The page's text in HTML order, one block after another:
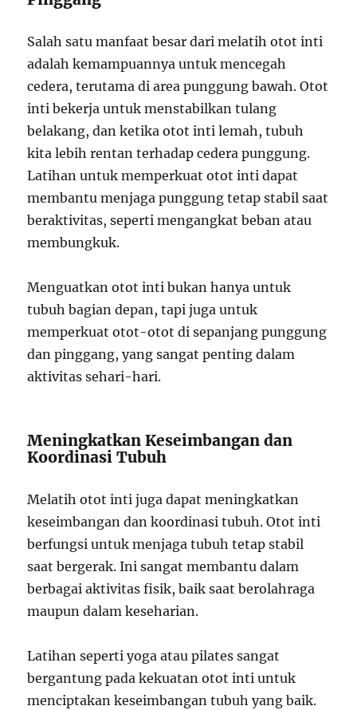
Salah satu manfaat besar dari melatih otot inti
adalah kemampuannya untuk mencegah
cedera, terutama di area punggung bawah. Otot
inti bekerja untuk menstabilkan tulang
belakang, dan ketika otot inti lemah, tubuh
kita lebih rentan terhadap cedera punggung.
Latihan untuk memperkuat otot inti dapat
membantu menjaga punggung tetap stabil saat
beraktivitas, seperti mengangkat beban atau
membungkuk.
Menguatkan otot inti bukan hanya untuk
tubuh bagian depan, tapi juga untuk
memperkuat otot-otot di sepanjang punggung
dan pinggang, yang sangat penting dalam
aktivitas sehari-hari.
Meningkatkan Keseimbangan dan
Koordinasi Tubuh
Melatih otot inti juga dapat meningkatkan
keseimbangan dan koordinasi tubuh. Otot inti
berfungsi untuk menjaga tubuh tetap stabil
saat bergerak. Ini sangat membantu dalam
berbagai aktivitas fisik, baik saat berolahraga
maupun dalam keseharian.
Latihan seperti yoga atau pilates sangat
bergantung pada kekuatan otot inti untuk
menciptakan keseimbangan tubuh yang baik.